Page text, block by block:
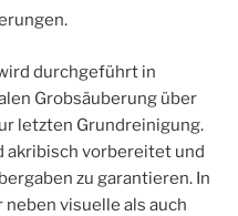
durchgeführt in
Grobsäuberung über
letzten Grundreinigung.
akribisch vorbereitet und
zu garantieren. In
visuelle als auch